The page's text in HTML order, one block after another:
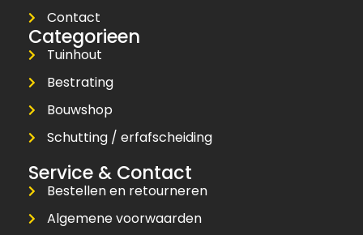
Contact
Categorieen
Tuinhout
Bestrating
Bouwshop
Schutting / erfafscheiding
Service & Contact
Bestellen en retourneren
Algemene voorwaarden